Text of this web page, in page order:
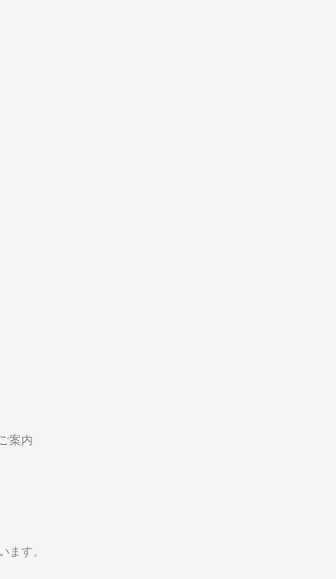
案内
す。